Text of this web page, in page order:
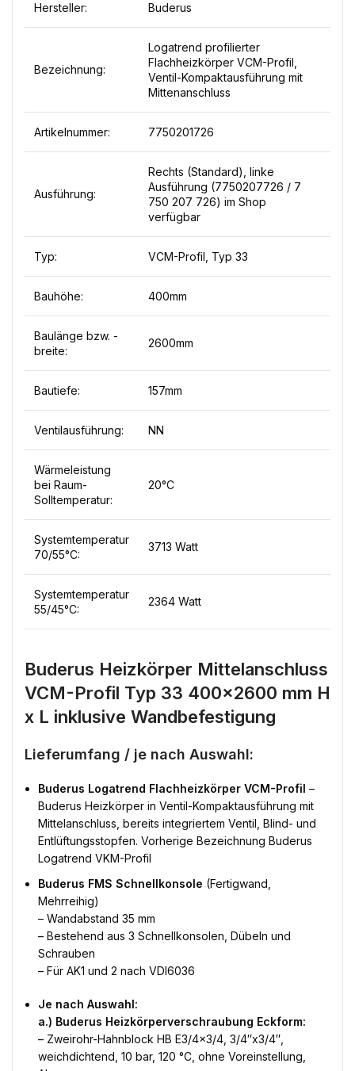
Hersteller: Buderus
Bezeichnung:
Logatrend profilierter
Flachheizkörper VCM-Profil,
Ventil-Kompaktausführung mit
Mittenanschluss
Artikelnummer: 7750201726
Ausführung:
Rechts (Standard), linke
Ausführung (7750207726 / 7
750 207 726) im Shop
verfügbar
Typ: VCM-Profil, Typ 33
Bauhöhe: 400mm
Baulänge bzw. -
breite:
2600mm
Bautiefe: 157mm
Ventilausführung: NN
Wärmeleistung
bei Raum-
Solltemperatur:
20°C
Systemtemperatur
70/55°C:
3713 Watt
Systemtemperatur
55/45°C:
2364 Watt
Buderus Heizkörper Mittelanschluss
VCM-Profil Typ 33 400×2600 mm H
x L inklusive Wandbefestigung
Lieferumfang / je nach Auswahl:
Buderus Logatrend Flachheizkörper VCM-Profil –
Buderus Heizkörper in Ventil-Kompaktausführung mit
Mittelanschluss, bereits integriertem Ventil, Blind- und
Entlüftungsstopfen. Vorherige Bezeichnung Buderus
Logatrend VKM-Profil
Buderus FMS Schnellkonsole (Fertigwand,
Mehrreihig)
– Wandabstand 35 mm
– Bestehend aus 3 Schnellkonsolen, Dübeln und
Schrauben
– Für AK1 und 2 nach VDI6036
Je nach Auswahl:
a.) Buderus Heizkörperverschraubung Eckform:
– Zweirohr-Hahnblock HB E3/4×3/4, 3/4″x3/4″,
weichdichtend, 10 bar, 120 °C, ohne Voreinstellung,